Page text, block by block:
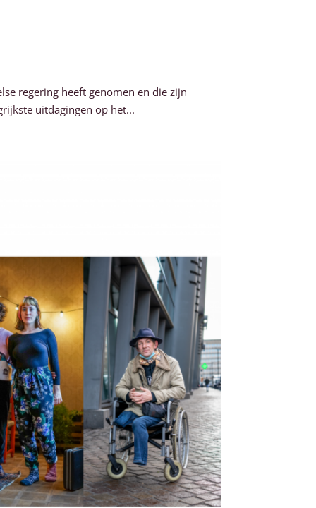
regering heeft genomen en die zijn
uitdagingen op het...